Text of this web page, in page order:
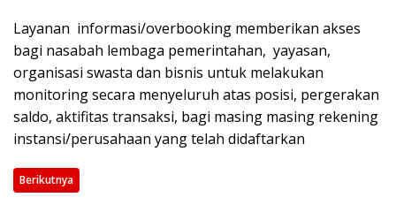
Layanan informasi/overbooking memberikan akses
bagi nasabah lembaga pemerintahan, yayasan,
organisasi swasta dan bisnis untuk melakukan
monitoring secara menyeluruh atas posisi, pergerakan
saldo, aktifitas transaksi, bagi masing masing rekening
instansi/perusahaan yang telah didaftarkan
Berikutnya